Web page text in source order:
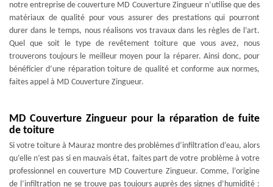
notre entreprise de couverture MD Couverture Zingueur n’utilise que des
matériaux de qualité pour vous assurer des prestations qui pourront
durer dans le temps, nous réalisons vos travaux dans les règles de l’art.
Quel que soit le type de revêtement toiture que vous avez, nous
trouverons toujours le meilleur moyen pour la réparer. Ainsi donc, pour
bénéficier d’une réparation toiture de qualité et conforme aux normes,
faites appel à MD Couverture Zingueur.
MD Couverture Zingueur pour la réparation de fuite
de toiture
Si votre toiture à Mauraz montre des problèmes d’infiltration d’eau, alors
qu’elle n’est pas si en mauvais état, faites part de votre problème à votre
professionnel en couverture MD Couverture Zingueur. Comme, l’origine
de l’infiltration ne se trouve pas toujours auprès des signes d’humidité :